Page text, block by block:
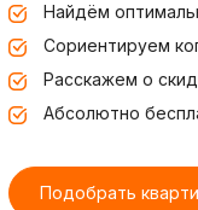
Найдём
Сориентируем
Расскажем о
Абсолютно
Подобрать